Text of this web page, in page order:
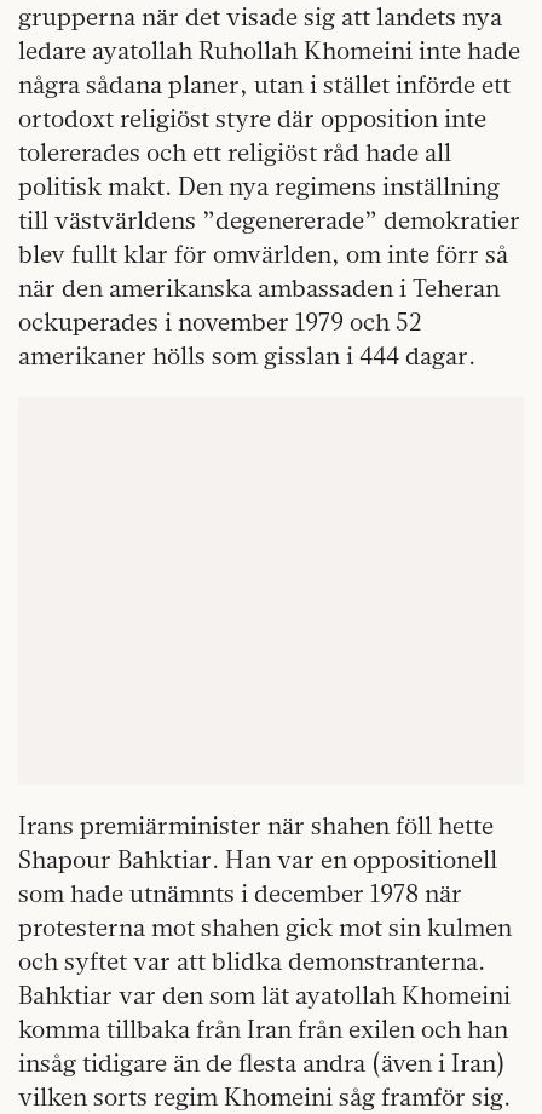
grupperna när det visade sig att landets nya
ledare ayatollah Ruhollah Khomeini inte hade
några sådana planer, utan i stället införde ett
ortodoxt religiöst styre där opposition inte
tolererades och ett religiöst råd hade all
politisk makt. Den nya regimens inställning
till västvärldens ”degenererade” demokratier
blev fullt klar för omvärlden, om inte förr så
när den amerikanska ambassaden i Teheran
ockuperades i november 1979 och 52
amerikaner hölls som gisslan i 444 dagar.
Irans premiärminister när shahen föll hette
Shapour Bahktiar. Han var en oppositionell
som hade utnämnts i december 1978 när
protesterna mot shahen gick mot sin kulmen
och syftet var att blidka demonstranterna.
Bahktiar var den som lät ayatollah Khomeini
komma tillbaka från Iran från exilen och han
insåg tidigare än de flesta andra (även i Iran)
vilken sorts regim Khomeini såg framför sig.